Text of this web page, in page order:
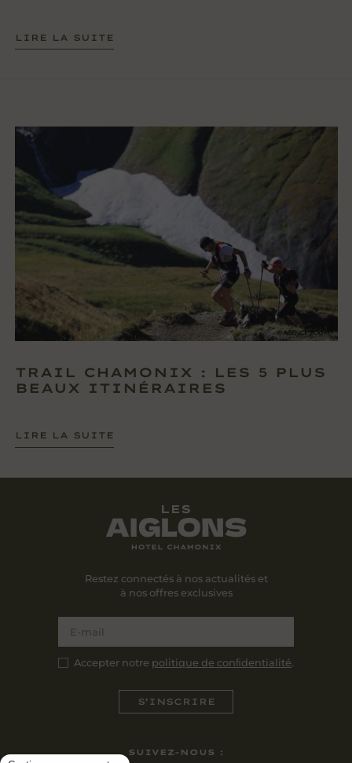
LIRE LA SUITE
TRAIL CHAMONIX : LES 5 PLUS
BEAUX ITINÉRAIRES
LIRE LA SUITE
SUIVEZ-NOUS :
Restez connectés à nos actualités et
à nos offres exclusives
Accepter notre politique de conﬁdentialité.